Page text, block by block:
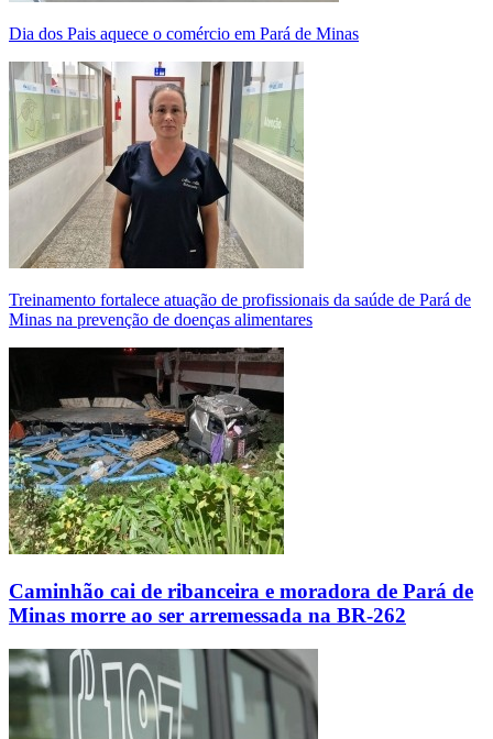
Dia dos Pais aquece o comércio em Pará de Minas
Treinamento fortalece atuação de profissionais da saúde de Pará de
Minas na prevenção de doenças alimentares
Caminhão cai de ribanceira e moradora de Pará de
Minas morre ao ser arremessada na BR-262